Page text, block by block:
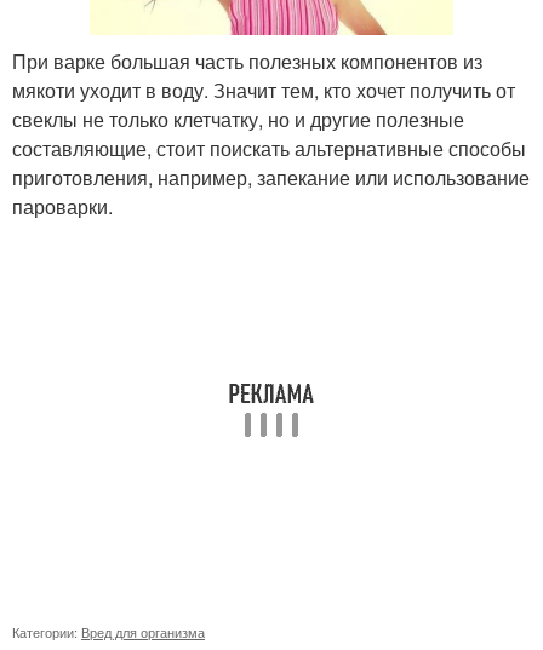
При варке большая часть полезных компонентов из
мякоти уходит в воду. Значит тем, кто хочет получить от
свеклы не только клетчатку, но и другие полезные
составляющие, стоит поискать альтернативные способы
приготовления, например, запекание или использование
пароварки.
Категории: Вред для организма